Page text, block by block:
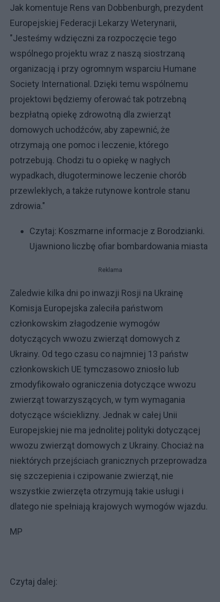
Jak komentuje Rens van Dobbenburgh, prezydent
Europejskiej Federacji Lekarzy Weterynarii,
"Jesteśmy wdzięczni za rozpoczęcie tego
wspólnego projektu wraz z naszą siostrzaną
organizacją i przy ogromnym wsparciu Humane
Society International. Dzięki temu wspólnemu
projektowi będziemy oferować tak potrzebną
bezpłatną opiekę zdrowotną dla zwierząt
domowych uchodźców, aby zapewnić, że
otrzymają one pomoc i leczenie, którego
potrzebują. Chodzi tu o opiekę w nagłych
wypadkach, długoterminowe leczenie chorób
przewlekłych, a także rutynowe kontrole stanu
zdrowia."
Czytaj: Koszmarne informacje z Borodzianki.
Ujawniono liczbę ofiar bombardowania miasta
Reklama
Zaledwie kilka dni po inwazji Rosji na Ukrainę
Komisja Europejska zaleciła państwom
członkowskim złagodzenie wymogów
dotyczących wwozu zwierząt domowych z
Ukrainy. Od tego czasu co najmniej 13 państw
członkowskich UE tymczasowo zniosło lub
zmodyfikowało ograniczenia dotyczące wwozu
zwierząt towarzyszących, w tym wymagania
dotyczące wścieklizny. Jednak w całej Unii
Europejskiej nie ma jednolitej polityki dotyczącej
wwozu zwierząt domowych z Ukrainy. Chociaż na
niektórych przejściach granicznych przeprowadza
się szczepienia i czipowanie zwierząt, nie
wszystkie zwierzęta otrzymują takie usługi i
dlatego nie spełniają krajowych wymogów wjazdu.
MP
Czytaj dalej: